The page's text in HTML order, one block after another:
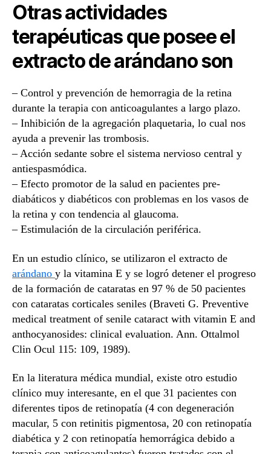
Otras actividades
terapéuticas que posee el
extracto de arándano son
– Control y prevención de hemorragia de la retina
durante la terapia con anticoagulantes a largo plazo.
– Inhibición de la agregación plaquetaria, lo cual nos
ayuda a prevenir las trombosis.
– Acción sedante sobre el sistema nervioso central y
antiespasmódica.
– Efecto promotor de la salud en pacientes pre-
diabáticos y diabéticos con problemas en los vasos de
la retina y con tendencia al glaucoma.
– Estimulación de la circulación periférica.
En un estudio clínico, se utilizaron el extracto de
arándano y la vitamina E y se logró detener el progreso
de la formación de cataratas en 97 % de 50 pacientes
con cataratas corticales seniles (Braveti G. Preventive
medical treatment of senile cataract with vitamin E and
anthocyanosides: clinical evaluation. Ann. Ottalmol
Clin Ocul 115: 109, 1989).
En la literatura médica mundial, existe otro estudio
clínico muy interesante, en el que 31 pacientes con
diferentes tipos de retinopatía (4 con degeneración
macular, 5 con retinitis pigmentosa, 20 con retinopatía
diabética y 2 con retinopatía hemorrágica debido a